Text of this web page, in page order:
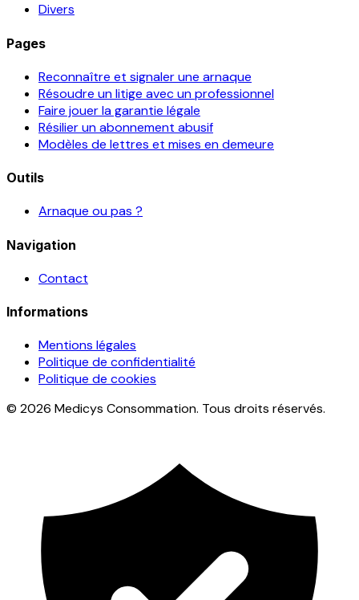
Divers
Pages
Reconnaître et signaler une arnaque
Résoudre un litige avec un professionnel
Faire jouer la garantie légale
Résilier un abonnement abusif
Modèles de lettres et mises en demeure
Outils
Arnaque ou pas ?
Navigation
Contact
Informations
Mentions légales
Politique de confidentialité
Politique de cookies
© 2026 Medicys Consommation. Tous droits réservés.